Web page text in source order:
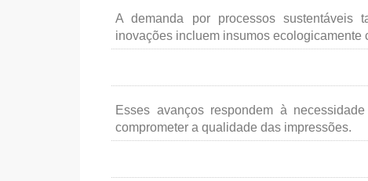
A demanda por processos sustentáveis
inovações incluem insumos ecologicamente
Esses avanços respondem à
comprometer a qualidade das impressões.